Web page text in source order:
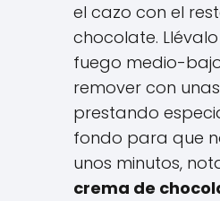
el cazo con el
chocolate.
fuego medio-
remover con
prestando
fondo para que
unos minutos,
crema de